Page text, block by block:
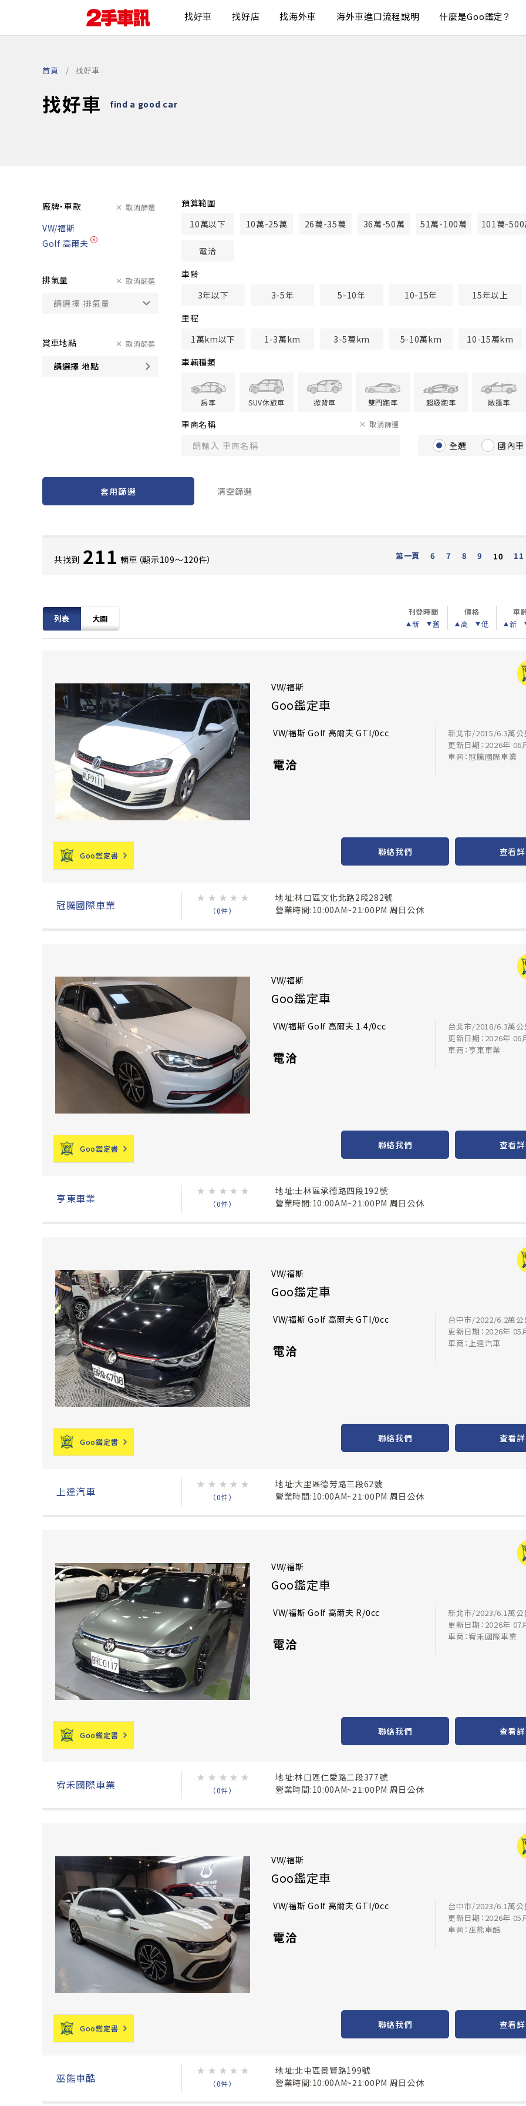
找好車 找好店 找海外車 海外車進口流程說明 什麼是Goo鑑定？
首頁 找好車
找好車 find a good car
廠牌・車款 取消篩選
VW/福斯
Golf 高爾夫
排氣量 取消篩選
賞車地點
請選擇 地點
取消篩選
預算範圍
10萬以下
10萬-25萬 26萬-35萬 36萬-50萬 51萬-100萬 101萬-500
電洽
車齢
3年以下
3-5年 5-10年 10-15年
15年以上
里程
1萬km以下
1-3萬km 3-5萬km 5-10萬km
10-15萬km
車輛種類
房車 SUV休旅車 掀背車 雙門跑車 超級跑車 敞篷車
車商名稱 取消篩選
全選 國內車
套用篩選 清空篩選
共找到 211 輛車（顯示109〜120件） 第一頁 6 7 8 9 10 11
列表 大圖
刊登時間
新
舊
價格
高
低
車
新
VW/福斯
Goo鑑定車
VW/福斯 Golf 高爾夫 GTI/0cc
電洽
新北市/2015/6.3萬公
更新日期：2026年 06
車商：冠騰國際車業
Goo鑑定書 聯絡我們 查看
冠騰國際車業
★ ★ ★ ★ ★
（0件）
地址:林口區文化北路2段282號
營業時間:10:00AM~21:00PM 周日公休
VW/福斯
Goo鑑定車
VW/福斯 Golf 高爾夫 1.4/0cc
電洽
台北市/2018/6.3萬公
更新日期：2026年 06
車商：亨東車業
Goo鑑定書 聯絡我們 查看
亨東車業
★ ★ ★ ★ ★
（0件）
地址:士林區承德路四段192號
營業時間:10:00AM~21:00PM 周日公休
VW/福斯
Goo鑑定車
VW/福斯 Golf 高爾夫 GTI/0cc
電洽
台中市/2022/6.2萬公
更新日期：2026年 05
車商：上達汽車
Goo鑑定書 聯絡我們 查看
上達汽車
★ ★ ★ ★ ★
（0件）
地址:大里區德芳路三段62號
營業時間:10:00AM~21:00PM 周日公休
VW/福斯
Goo鑑定車
VW/福斯 Golf 高爾夫 R/0cc
電洽
新北市/2023/6.1萬公
更新日期：2026年 07
車商：宥禾國際車業
Goo鑑定書 聯絡我們 查看
宥禾國際車業
★ ★ ★ ★ ★
（0件）
地址:林口區仁愛路二段377號
營業時間:10:00AM~21:00PM 周日公休
VW/福斯
Goo鑑定車
VW/福斯 Golf 高爾夫 GTI/0cc
電洽
台中市/2023/6.1萬公
更新日期：2026年 05
車商：巫熊車酷
Goo鑑定書 聯絡我們 查看
巫熊車酷
★ ★ ★ ★ ★
（0件）
地址:北屯區景賢路199號
營業時間:10:00AM~21:00PM 周日公休